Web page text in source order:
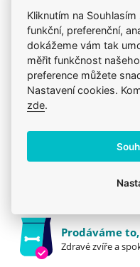
Produkt také v
Granule
Hill's
Mou kočku trápí
Jsme zkušení
Mazlíčkům
Vždy
Prodáváme
Zdravé zvíře a
Kliknutím na
funkční, preferenční,
dokážeme vám tak
měřit funkčnost
preference můžete
Nastavení cookies.
zde.